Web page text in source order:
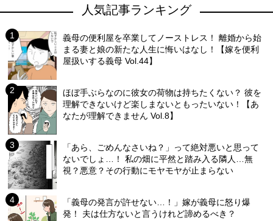
人気記事ランキング
義母の便利屋を卒業してノーストレス！ 離婚から始
まる妻と娘の新たな人生に悔いはなし！【嫁を便利
屋扱いする義母 Vol.44】
ほぼ手ぶらなのに彼女の荷物は持ちたくない？ 彼を
理解できないけど楽しまないともったいない！【あ
なたが理解できません Vol.8】
「あら、ごめんなさいね？」って絶対悪いと思って
ないでしょ…！ 私の畑に平然と踏み入る隣人…無
視？悪意？その行動にモヤモヤが止まらない
「義母の発言が許せない…！」嫁が義母に怒り爆
発！ 夫は仕方ないと言うけれど諦めるべき？